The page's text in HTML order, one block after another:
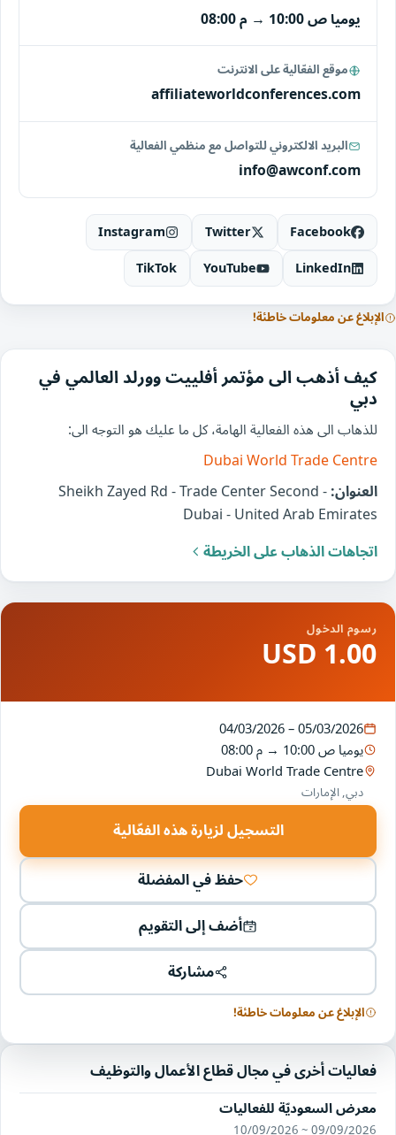
يوميا10:00 ص → 08:00 م
موقع الفعّالية على الانترنت
affiliateworldconferences.com
البريد الالكتروني للتواصل مع منظمي الفعالية
info@awconf.com
Facebook
Twitter
Instagram
LinkedIn
YouTube
TikTok
الإبلاغ عن معلومات خاطئة!
كيف أذهب الى مؤتمر أفلييت وورلد العالمي في
دبي
للذهاب الى هذه الفعالية الهامة، كل ما عليك هو التوجه الى:
Dubai World Trade Centre
العنوان:Sheikh Zayed Rd - Trade Center Second -
Dubai - United Arab Emirates
اتجاهات الذهاب على الخريطة
رسوم الدخول
1.00 USD
04/03/2026 – 05/03/2026
يوميا10:00 ص →08:00 م
Dubai World Trade Centre
دبي, الإمارات
التسجيل لزيارة هذه الفعّالية
حفظ في المفضلة
أضف إلى التقويم
مشاركة
الإبلاغ عن معلومات خاطئة!
فعاليات أخرى في مجال قطاع الأعمال والتوظيف
معرض السعوديّة للفعاليات